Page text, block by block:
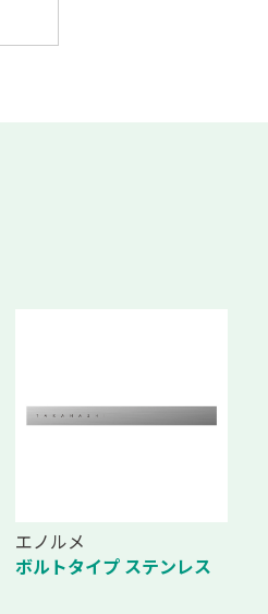
エノルメ
ボルトタイプ ステンレス